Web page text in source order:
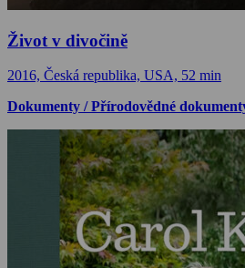
Život v divočině
2016, Česká republika, USA, 52 min
Dokumenty / Přírodovědné